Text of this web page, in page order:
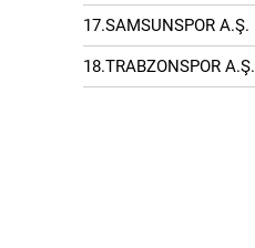
17.SAMSUNSPOR A.Ş.
18.TRABZONSPOR A.Ş.